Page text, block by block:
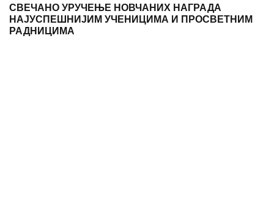
СВЕЧАНО УРУЧЕЊЕ НОВЧАНИХ НАГРАДА
НАЈУСПЕШНИЈИМ УЧЕНИЦИМА И ПРОСВЕТНИМ
РАДНИЦИМА